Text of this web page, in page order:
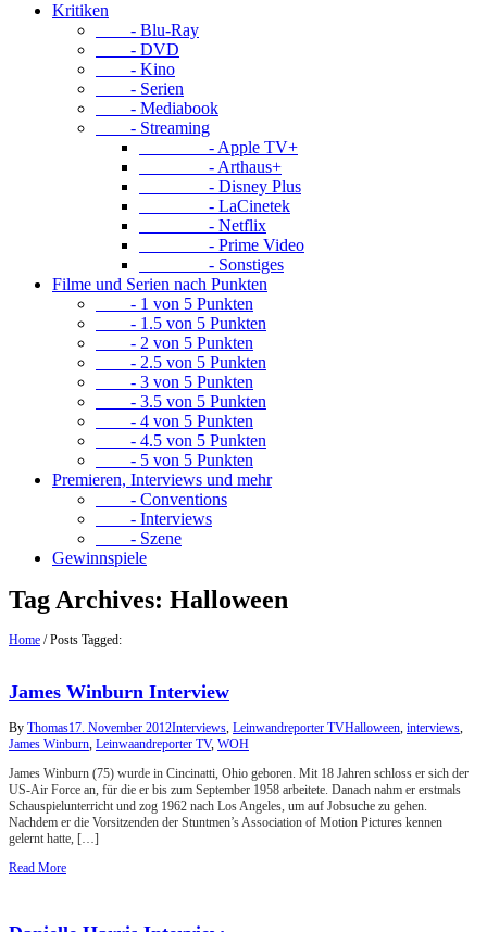
Kritiken
- Blu-Ray
- DVD
- Kino
- Serien
- Mediabook
- Streaming
- Apple TV+
- Arthaus+
- Disney Plus
- LaCinetek
- Netflix
- Prime Video
- Sonstiges
Filme und Serien nach Punkten
- 1 von 5 Punkten
- 1.5 von 5 Punkten
- 2 von 5 Punkten
- 2.5 von 5 Punkten
- 3 von 5 Punkten
- 3.5 von 5 Punkten
- 4 von 5 Punkten
- 4.5 von 5 Punkten
- 5 von 5 Punkten
Premieren, Interviews und mehr
- Conventions
- Interviews
- Szene
Gewinnspiele
Tag Archives: Halloween
Home /Posts Tagged:
James Winburn Interview
By Thomas17. November 2012Interviews, Leinwandreporter TVHalloween, interviews,
James Winburn, Leinwaandreporter TV, WOH
James Winburn (75) wurde in Cincinatti, Ohio geboren. Mit 18 Jahren schloss er sich der
US-Air Force an, für die er bis zum September 1958 arbeitete. Danach nahm er erstmals
Schauspielunterricht und zog 1962 nach Los Angeles, um auf Jobsuche zu gehen.
Nachdem er die Vorsitzenden der Stuntmen’s Association of Motion Pictures kennen
gelernt hatte, […]
Read More